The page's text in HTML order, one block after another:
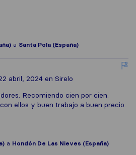
a Santa Pola (España)
abril, 2024 en Sirelo
Recomiendo cien por cien.
ellos y buen trabajo a buen precio.
a Hondón De Las Nieves (España)